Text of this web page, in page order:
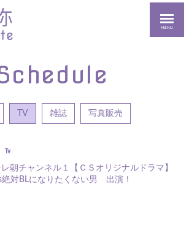
MENU
TV 雑誌 写真販売
Tv
朝チャンネル１【ＣＳオリジナルドラマ】
絶対BLになりたくない男 出演！